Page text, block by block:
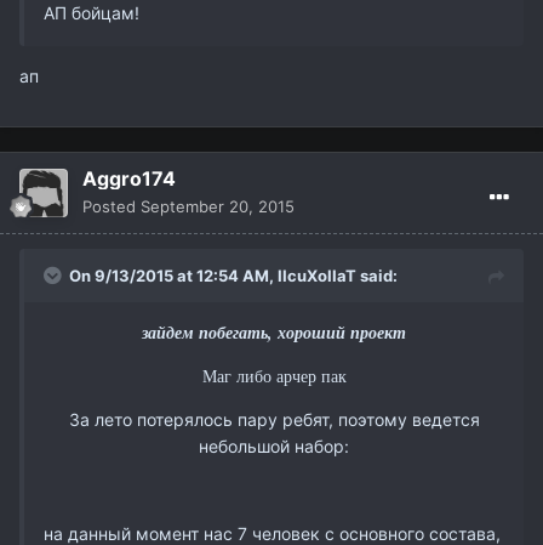
АП бойцам!
ап
Aggro174
Posted September 20, 2015
On 9/13/2015 at 12:54 AM, IIcuXoIIaTsaid:
зайдем побегать, хороший проект
Маг либо арчер пак
За лето потерялось пару ребят, поэтому ведется
небольшой набор:
на данный момент нас 7 человек с основного состава,